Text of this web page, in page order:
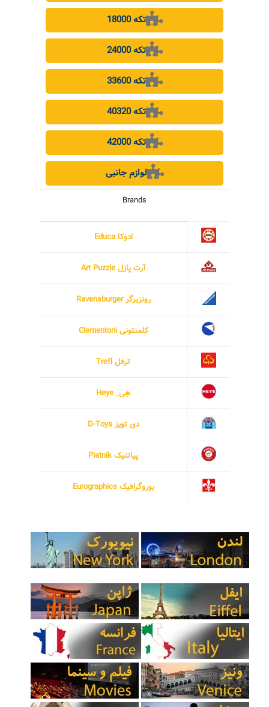
18000 تکه
24000 تکه
33600 تکه
40320 تکه
42000 تکه
لوازم جانبی
Brands
ادوکا Educa
آرت پازل Art Puzzle
رونزبرگر Ravensburger
کلمنتونی Clementoni
ترفل Trefl
هِی ِ Heye
دی تویز D-Toys
پیاتنیک Piatnik
یوروگرافیک Eurographics